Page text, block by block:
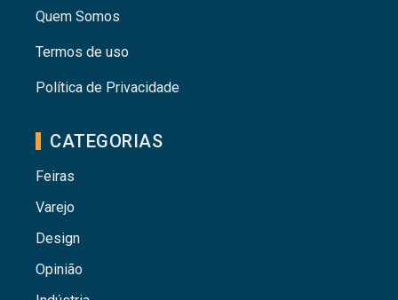
Quem Somos
Termos de uso
Política de Privacidade
CATEGORIAS
Feiras
Varejo
Design
Opinião